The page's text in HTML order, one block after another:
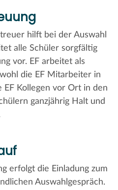
hilft bei der Auswahl
alle Schüler sorgfältig
vor. EF arbeitet als
die EF Mitarbeiter in
EF Kollegen vor Ort in den
ganzjährig Halt und
erfolgt die Einladung zum
Auswahlgespräch.